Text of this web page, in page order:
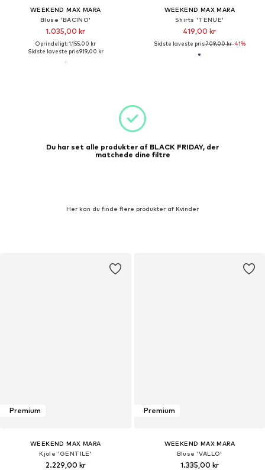
WEEKEND MAX MARA
Bluse 'BACINO'
1.035,00 kr
Oprindeligt: 1.155,00 kr
Sidste laveste pris:919,00 kr
WEEKEND MAX MARA
Shirts 'TENUE'
419,00 kr
Sidste laveste pris:709,00 kr-41%
Du har set alle produkter af BLACK FRIDAY, der
matchede dine filtre
Her kan du finde flere produkter af Kvinder
Premium
WEEKEND MAX MARA
Kjole 'GENTILE'
2.229,00 kr
Premium
WEEKEND MAX MARA
Bluse 'VALLO'
1.335,00 kr